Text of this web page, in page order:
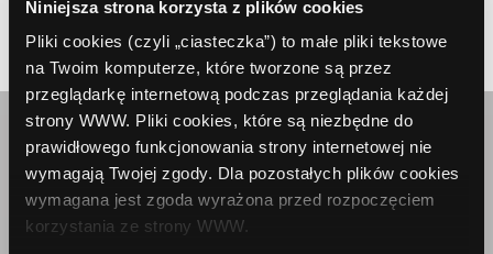
Niniejsza strona korzysta z plików cookies
Pliki cookies (czyli „ciasteczka”) to małe pliki tekstowe
na Twoim komputerze, które tworzone są przez
przeglądarkę internetową podczas przeglądania każdej
strony WWW. Pliki cookies, które są niezbędne do
prawidłowego funkcjonowania strony internetowej nie
wymagają Twojej zgody. Dla pozostałych plików cookies
wymagana jest zgoda wyrażona przed rozpoczęciem
korzystania ze strony WWW.
Prev Article Next Article
Skontaktuj się z nami